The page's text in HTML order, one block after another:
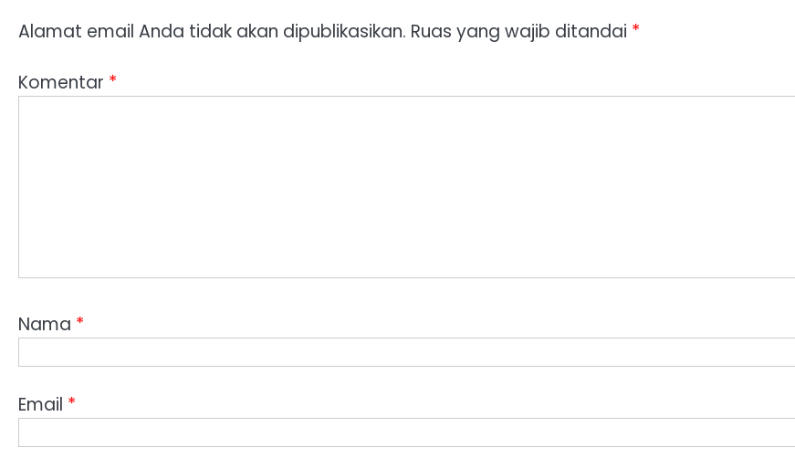
Alamat email Anda tidak akan dipublikasikan. Ruas yang wajib ditandai *
Komentar *
Nama *
Email *